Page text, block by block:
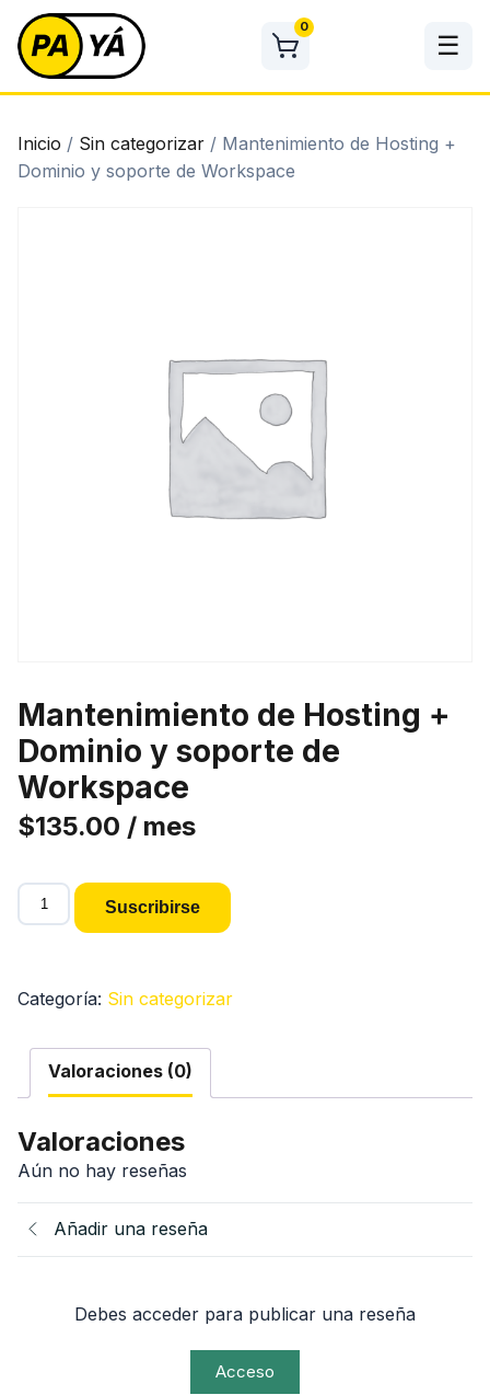
Skip
content
☰
0
Inicio / Sin categorizar / Mantenimiento de Hosting +
Dominio y soporte de Workspace
Mantenimiento de Hosting +
Dominio y soporte de
Workspace
$135.00 / mes
Mantenimiento
de
Dominio
cantidad
Suscribirse
Categoría: Sin categorizar
Valoraciones (0)
Valoraciones
Aún no hay reseñas
Añadir una reseña
Debes acceder para publicar una reseña
Acceso